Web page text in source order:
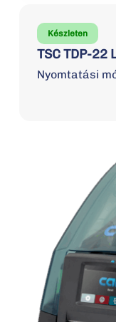
TSC TDP-22
Készleten
Nyomtatási